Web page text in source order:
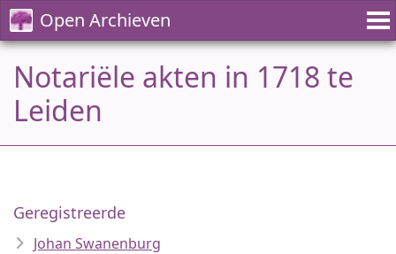
Open Archieven
Notariële akten in 1718 te
Leiden
Geregistreerde
Johan Swanenburg